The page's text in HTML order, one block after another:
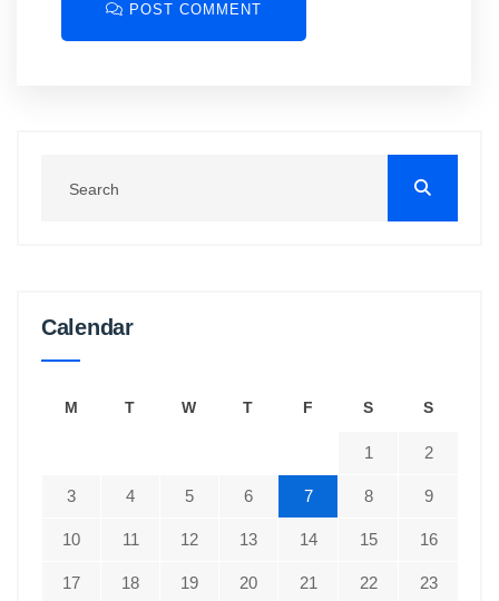
POST COMMENT
Calendar
M T W T F S S
1 2
3 4 5 6 7 8 9
10 11 12 13 14 15 16
17 18 19 20 21 22 23